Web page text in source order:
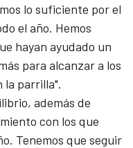
lo suficiente por el
el año. Hemos
hayan ayudado un
para alcanzar a los
la parrilla".
además de
con los que
Tenemos que seguir